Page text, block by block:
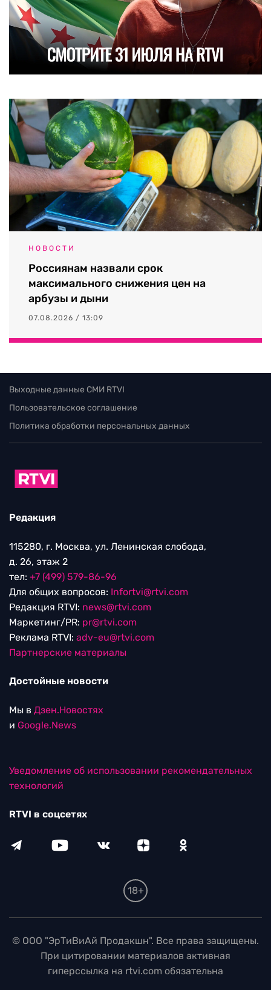
НОВОСТИ
Россиянам назвали срок
максимального снижения цен на
арбузы и дыни
07.08.2026 / 13:09
Выходные данные СМИ RTVI
Пользовательское соглашение
Политика обработки персональных данных
Редакция
115280, г. Москва, ул. Ленинская слобода,
д. 26, этаж 2
тел: +7 (499) 579-86-96
Для общих вопросов: Infortvi@rtvi.com
Редакция RTVI: news@rtvi.com
Маркетинг/PR: pr@rtvi.com
Реклама RTVI: adv-eu@rtvi.com
Партнерские материалы
Достойные новости
Мы в Дзен.Новостях
и Google.News
Уведомление об использовании рекомендательных
технологий
RTVI в соцсетях
18+
© ООО "ЭрТиВиАй Продакшн". Все права защищены.
При цитировании материалов активная
гиперссылка на rtvi.com обязательна